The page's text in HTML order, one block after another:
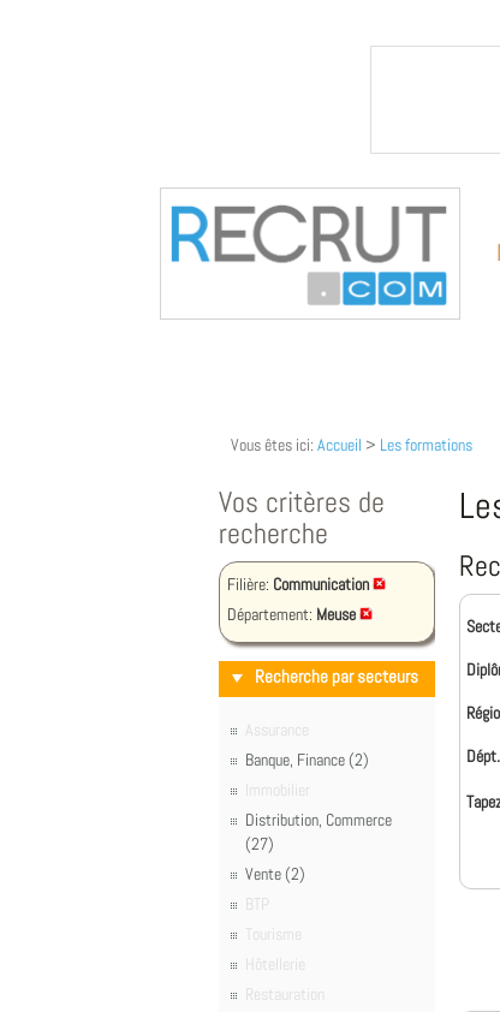
Vous êtes ici: Accueil > Les formations
Vos critères de
recherche
Filière: Communication
Département: Meuse
Recherche par secteurs
Assurance
Banque, Finance (2)
Immobilier
Distribution, Commerce
(27)
Vente (2)
BTP
Tourisme
Hôtellerie
Restauration